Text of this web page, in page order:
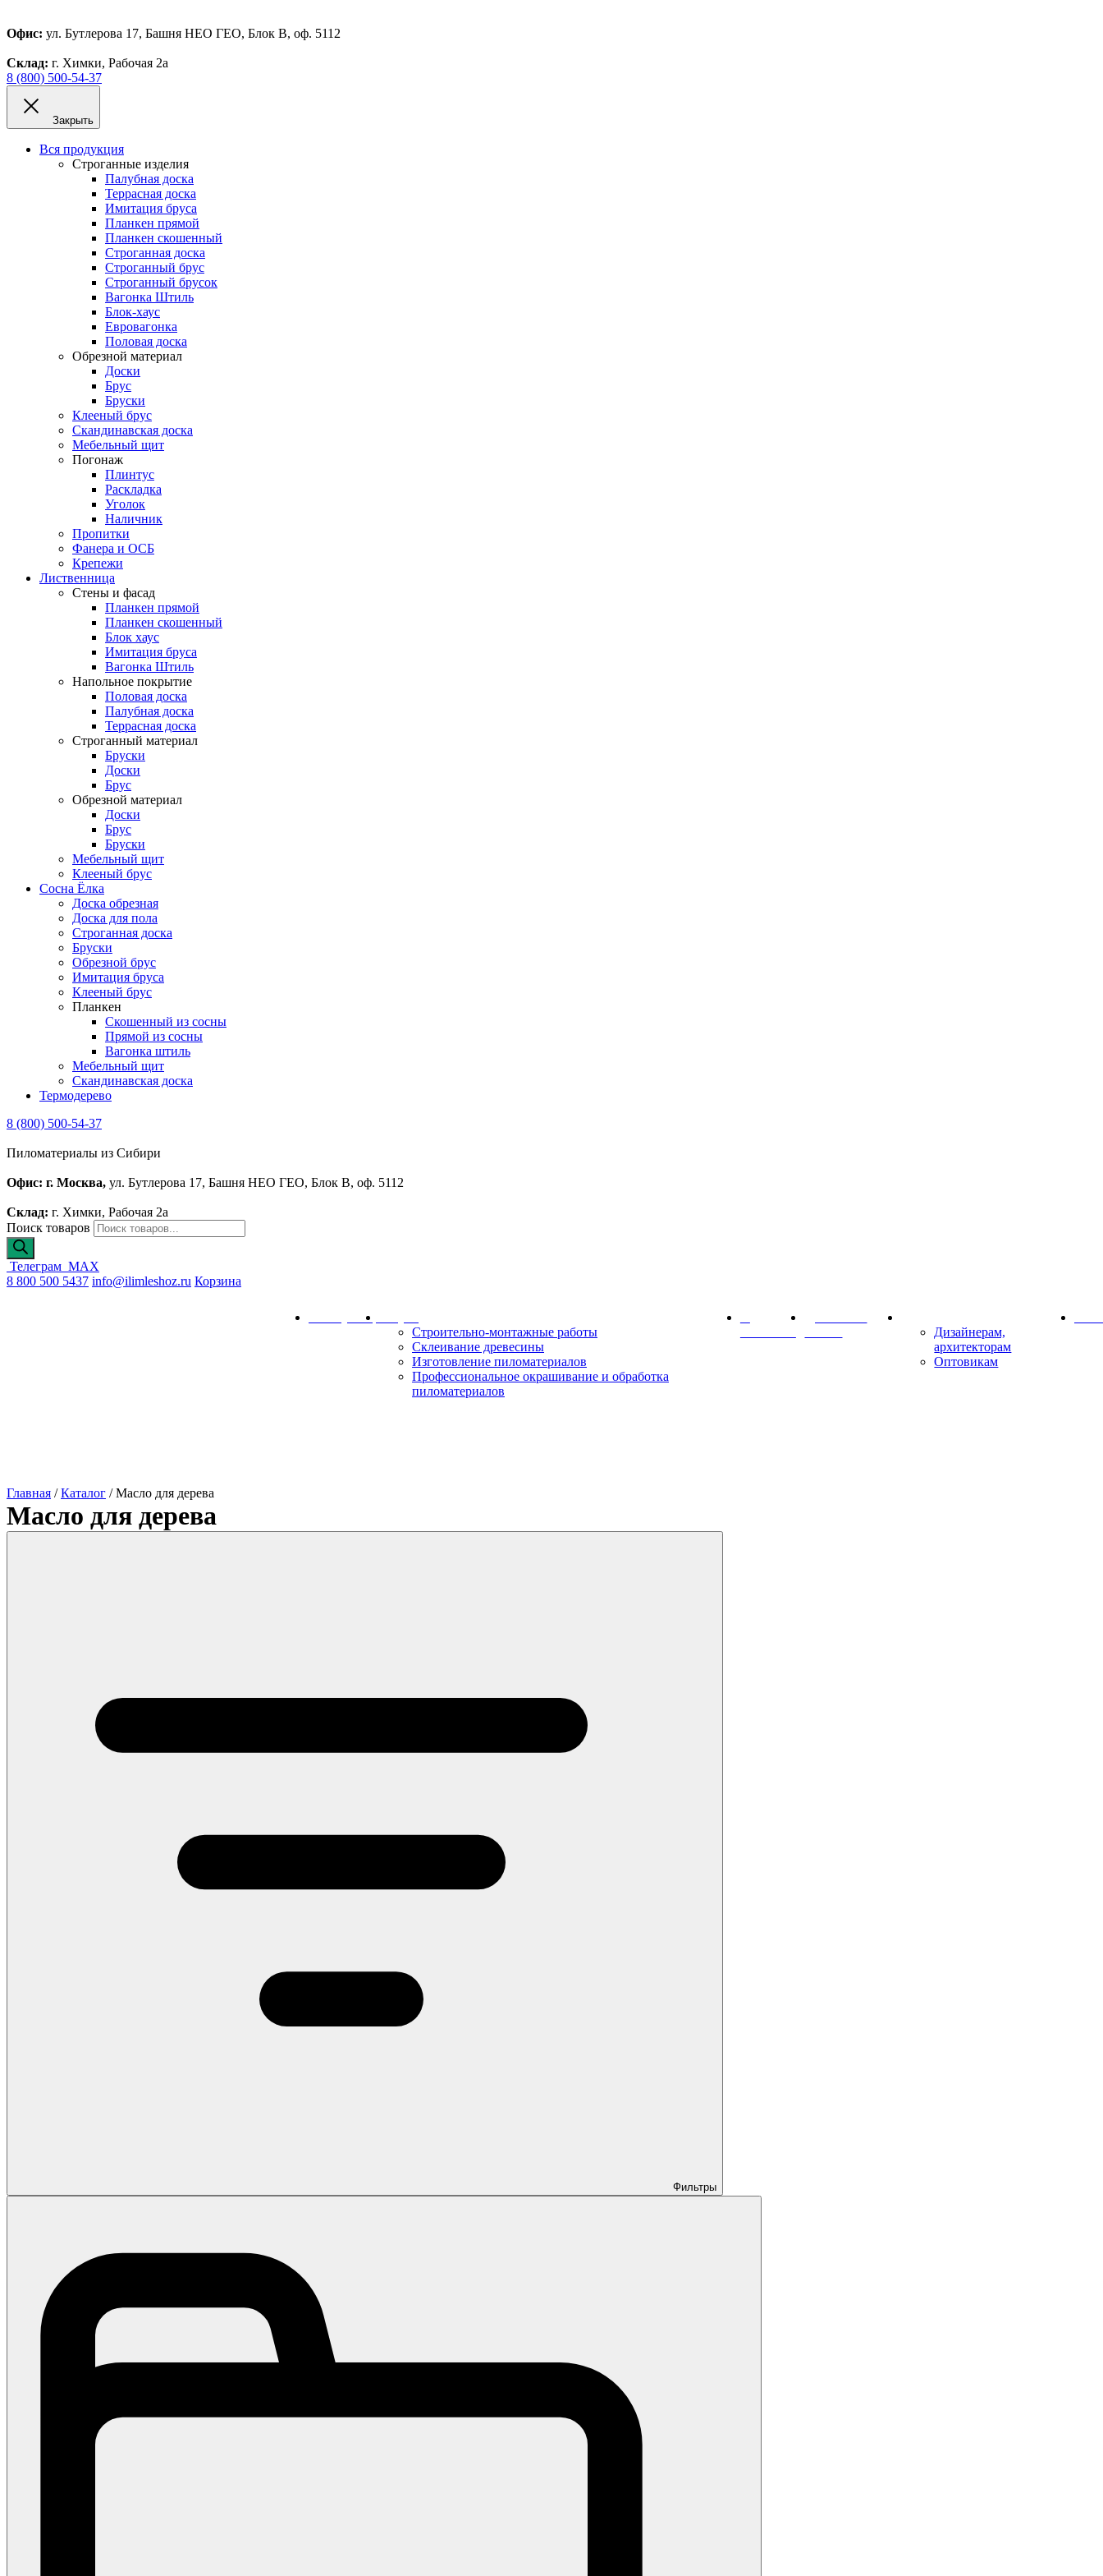
Офис: ул. Бутлерова 17, Башня НЕО ГЕО, Блок В, оф. 5112
Склад: г. Химки, Рабочая 2а
8 (800) 500-54-37
Закрыть
Вся продукция
Строганные изделия
Палубная доска
Террасная доска
Имитация бруса
Планкен прямой
Планкен скошенный
Строганная доска
Строганный брус
Строганный брусок
Вагонка Штиль
Блок-хаус
Евровагонка
Половая доска
Обрезной материал
Доски
Брус
Бруски
Клееный брус
Скандинавская доска
Мебельный щит
Погонаж
Плинтус
Раскладка
Уголок
Наличник
Пропитки
Фанера и ОСБ
Крепежи
Лиственница
Стены и фасад
Планкен прямой
Планкен скошенный
Блок хаус
Имитация бруса
Вагонка Штиль
Напольное покрытие
Половая доска
Палубная доска
Террасная доска
Строганный материал
Бруски
Доски
Брус
Обрезной материал
Доски
Брус
Бруски
Мебельный щит
Клееный брус
Сосна Ёлка
Доска обрезная
Доска для пола
Строганная доска
Бруски
Обрезной брус
Имитация бруса
Клееный брус
Планкен
Скошенный из сосны
Прямой из сосны
Вагонка штиль
Мебельный щит
Скандинавская доска
Термодерево
8 (800) 500-54-37
Пиломатериалы из Сибири
Офис: г. Москва, ул. Бутлерова 17, Башня НЕО ГЕО, Блок В, оф. 5112
Склад: г. Химки, Рабочая 2а
Поиск товаров
Телеграм MAX
8 800 500 5437 info@ilimleshoz.ru Корзина
Калькулятор
Строительно-монтажные работы
Склеивание древесины
Изготовление пиломатериалов
Профессиональное окрашивание и обработка
пиломатериалов
Дизайнерам,
архитекторам
Оптовикам
Главная /Каталог /Масло для дерева
Масло для дерева
Фильтры